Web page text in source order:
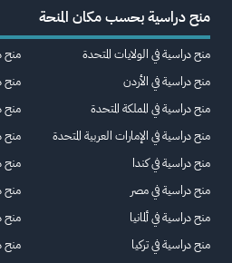
منح دراسية بحسب مكان المنحة
منح دراسية في الولايات المتحدة
منح دراسية في الأردن
منح دراسية في المملكة المتحدة
منح دراسية في الإمارات العربية المتحدة
منح دراسية في كندا
منح دراسية في مصر
منح دراسية في ألمانيا
منح دراسية في تركيا
منح
منح
منح
منح
منح
منح
منح
منح